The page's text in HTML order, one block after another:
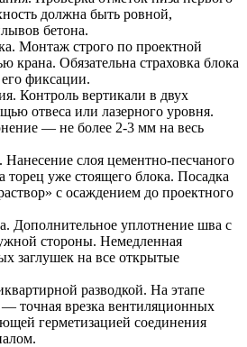
должна быть ровной,
бетона.
Монтаж строго по проектной
крана. Обязательна страховка блока
фиксации.
Контроль вертикали в двух
отвеса или лазерного уровня.
— не более 2-3 мм на весь
Нанесение слоя цементно-песчаного
торец уже стоящего блока. Посадка
с осаждением до проектного
Дополнительное уплотнение шва с
стороны. Немедленная
заглушек на все открытые
разводкой. На этапе
точная врезка вентиляционных
герметизацией соединения